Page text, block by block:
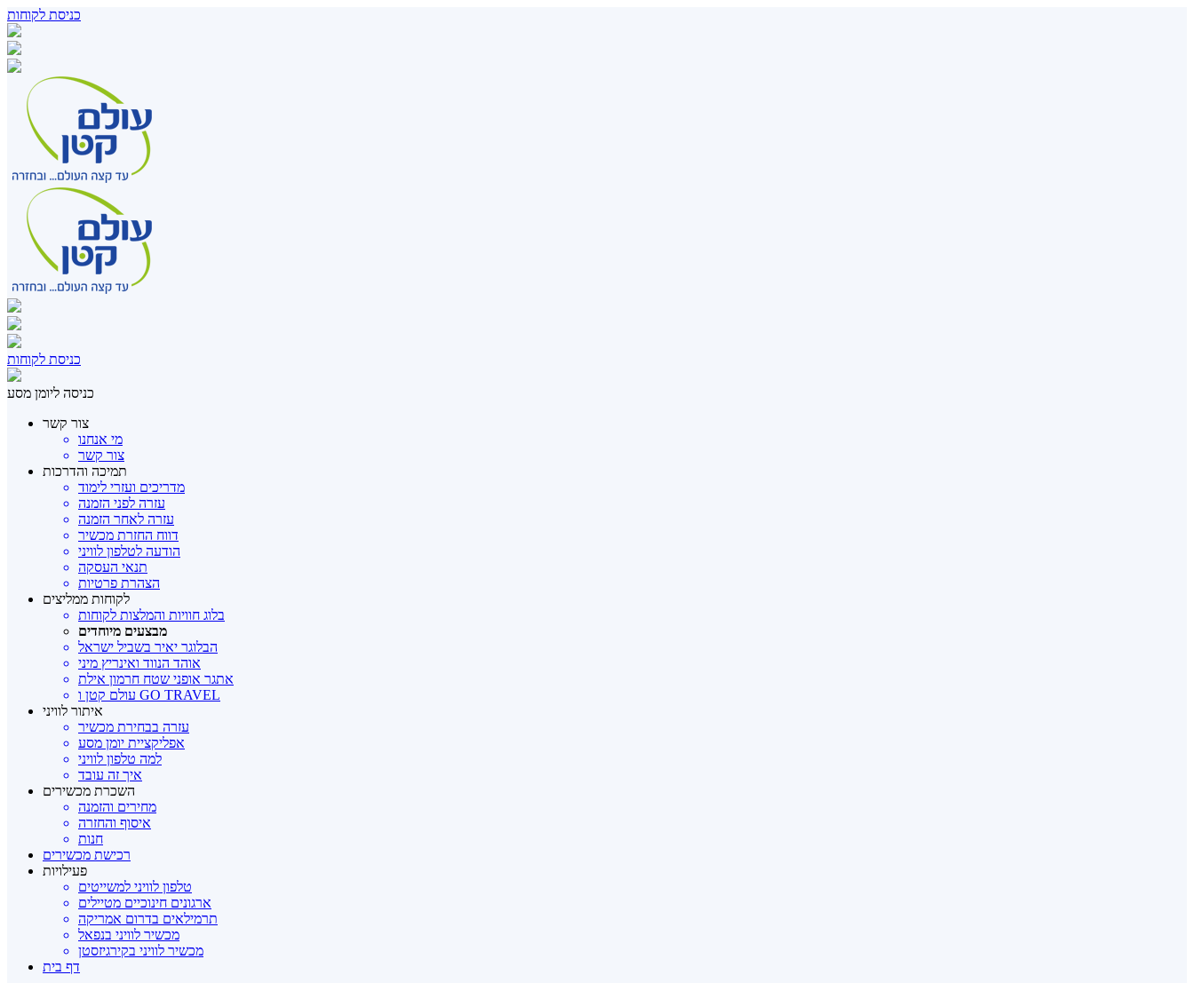
כניסת לקוחות
כניסת לקוחות
כניסה ליומן מסע
צור קשר
מי אנחנו
צור קשר
תמיכה והדרכות
מדריכים ועזרי לימוד
עזרה לפני הזמנה
עזרה לאחר הזמנה
דווח החזרת מכשיר
הודעה לטלפון לוויני
תנאי העסקה
הצהרת פרטיות
לקוחות ממליצים
בלוג חוויות והמלצות לקוחות
מבצעים מיוחדים
הבלוגר יאיר בשביל ישראל
אוהד הנווד ואינריץ מיני
אתגר אופני שטח חרמון אילת
עולם קטן ו GO TRAVEL
איתור לוויני
עזרה בבחירת מכשיר
אפליקציית יומן מסע
למה טלפון לוויני
איך זה עובד
השכרת מכשירים
מחירים והזמנה
איסוף והחזרה
חנות
רכישת מכשירים
פעילויות
טלפון לוויני למשייטים
ארגונים חינוכיים מטיילים
תרמילאים בדרום אמריקה
מכשיר לוויני בנפאל
מכשיר לוויני בקירגיזסטן
דף בית